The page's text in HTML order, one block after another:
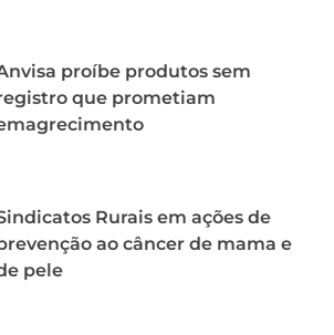
proíbe produtos sem
que prometiam
Rurais em ações de
ao câncer de mama e
pele